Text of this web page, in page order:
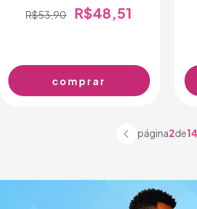
R$53,90 R$48,51
página2de14